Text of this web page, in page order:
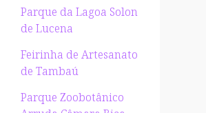
Parque da Lagoa Solon
de Lucena
Feirinha de Artesanato
de Tambaú
Parque Zoobotânico